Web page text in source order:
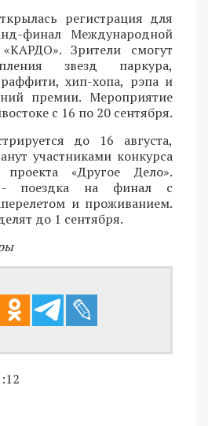
регистрация для
финал Международной
Зрители смогут
звезд паркура,
хип-хопа, рэпа и
премии. Мероприятие
с 16 по 20 сентября.
до 16 августа,
участниками конкурса
«Другое Дело».
поездка на финал с
и проживанием.
до 1 сентября.